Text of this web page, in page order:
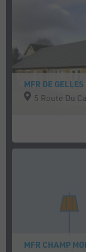
MFR DE GELLES
5 Route Du
MFR CHAMP